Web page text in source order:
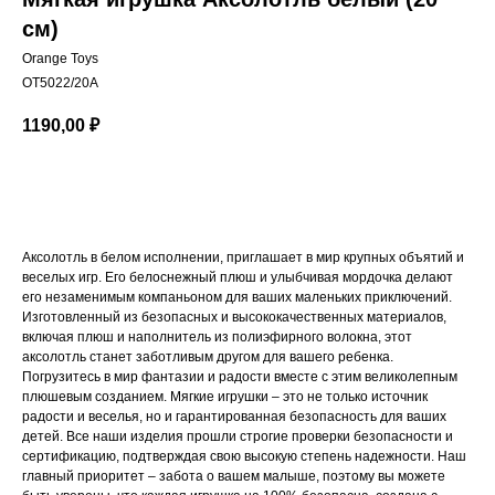
см)
Orange Toys
OT5022/20A
1190,00 ₽
Аксолотль в белом исполнении, приглашает в мир крупных объятий и
веселых игр. Его белоснежный плюш и улыбчивая мордочка делают
его незаменимым компаньоном для ваших маленьких приключений.
Изготовленный из безопасных и высококачественных материалов,
включая плюш и наполнитель из полиэфирного волокна, этот
аксолотль станет заботливым другом для вашего ребенка.
Погрузитесь в мир фантазии и радости вместе с этим великолепным
плюшевым созданием. Мягкие игрушки – это не только источник
радости и веселья, но и гарантированная безопасность для ваших
детей. Все наши изделия прошли строгие проверки безопасности и
сертификацию, подтверждая свою высокую степень надежности. Наш
главный приоритет – забота о вашем малыше, поэтому вы можете